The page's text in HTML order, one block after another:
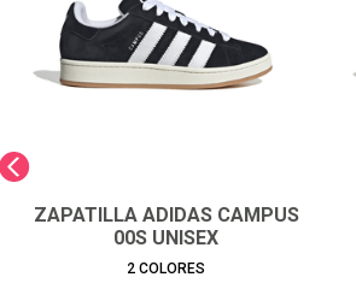
ZAPATILLA ADIDAS CAMPUS
00S UNISEX
2 COLORES